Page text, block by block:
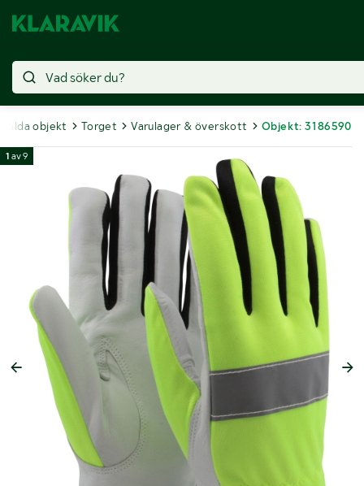
Sålda objekt Torget Varulager & överskott Objekt: 3186590
1 av9